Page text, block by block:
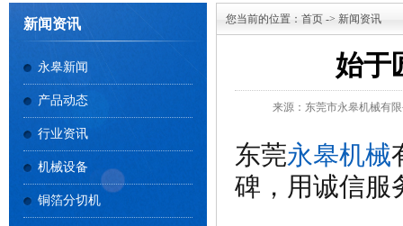
新闻资讯
永皋新闻
产品动态
行业资讯
机械设备
铜箔分切机
您当前的位置： 首页 -> 新闻资讯
始于
来源：东莞市永皋机械有
东莞永皋机械
碑，用诚信服